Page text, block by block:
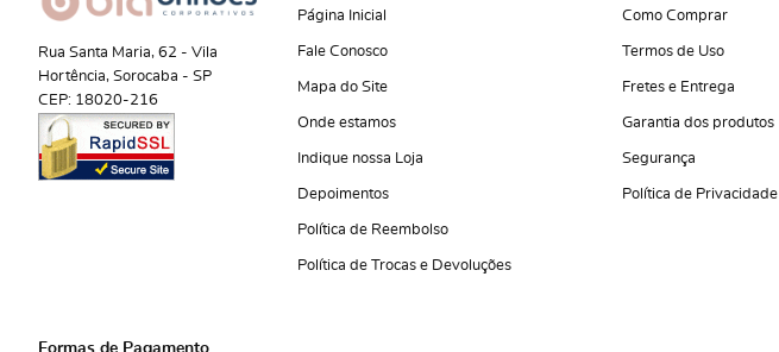
Rua Santa Maria, 62 - Vila
Hortência, Sorocaba - SP
CEP: 18020-216
Página Inicial
Fale Conosco
Mapa do Site
Onde estamos
Indique nossa Loja
Depoimentos
Política de Reembolso
Política de Trocas e Devoluções
Como Comprar
Termos de Uso
Fretes e Entrega
Garantia dos produtos
Segurança
Política de Privacidade
Formas de Pagamento